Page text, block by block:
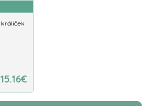
králiček
15.16€